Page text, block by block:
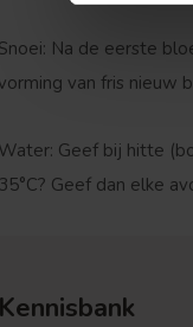
Na de eerste
vorming van fris nieuw
Water: Geef bij hitte
35°C? Geef dan elke
Kennisbank